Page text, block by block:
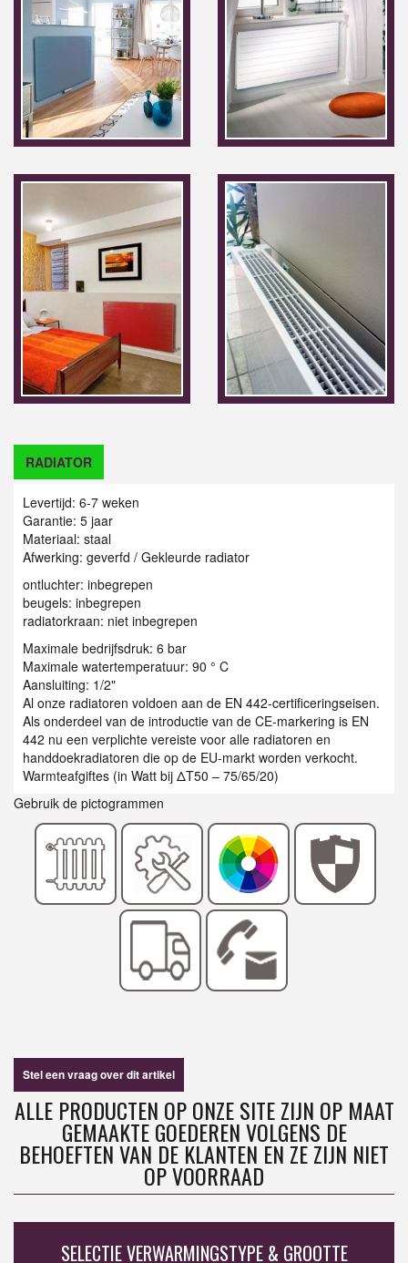
RADIATOR
Levertijd: 6-7 weken
Garantie: 5 jaar
Materiaal: staal
Afwerking: geverfd / Gekleurde radiator
ontluchter: inbegrepen
beugels: inbegrepen
radiatorkraan: niet inbegrepen
Maximale bedrijfsdruk: 6 bar
Maximale watertemperatuur: 90 ° C
Aansluiting: 1/2"
Al onze radiatoren voldoen aan de EN 442-certificeringseisen.
Als onderdeel van de introductie van de CE-markering is EN
442 nu een verplichte vereiste voor alle radiatoren en
handdoekradiatoren die op de EU-markt worden verkocht.
Warmteafgiftes (in Watt bij ΔT50 – 75/65/20)
Gebruik de pictogrammen
Stel een vraag over dit artikel
ALLE PRODUCTEN OP ONZE SITE ZIJN OP MAAT
GEMAAKTE GOEDEREN VOLGENS DE
BEHOEFTEN VAN DE KLANTEN EN ZE ZIJN NIET
OP VOORRAAD
SELECTIE VERWARMINGSTYPE & GROOTTE